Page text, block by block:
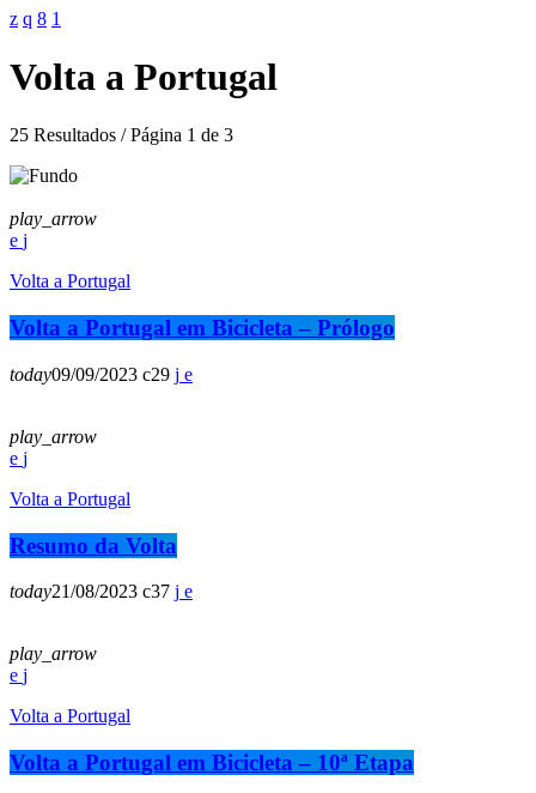
Volta a Portugal
25 Resultados / Página 1 de 3
play_arrow
Volta a Portugal
Volta a Portugal em Bicicleta – Prólogo
today09/09/2023 29
play_arrow
Volta a Portugal
Resumo da Volta
today21/08/2023 37
play_arrow
Volta a Portugal
Volta a Portugal em Bicicleta – 10ª Etapa